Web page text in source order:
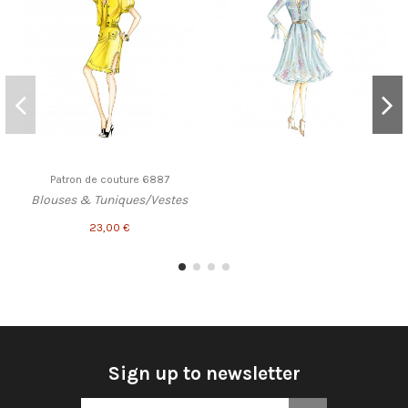
Patron de couture 6887
Blouses & Tuniques/Vestes
23,00 €
Sign up to newsletter